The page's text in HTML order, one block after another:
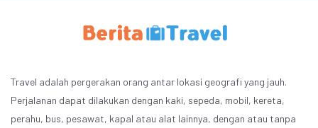
Travel adalah pergerakan orang antar lokasi geografi yang jauh.
Perjalanan dapat dilakukan dengan kaki, sepeda, mobil, kereta,
perahu, bus, pesawat, kapal atau alat lainnya, dengan atau tanpa